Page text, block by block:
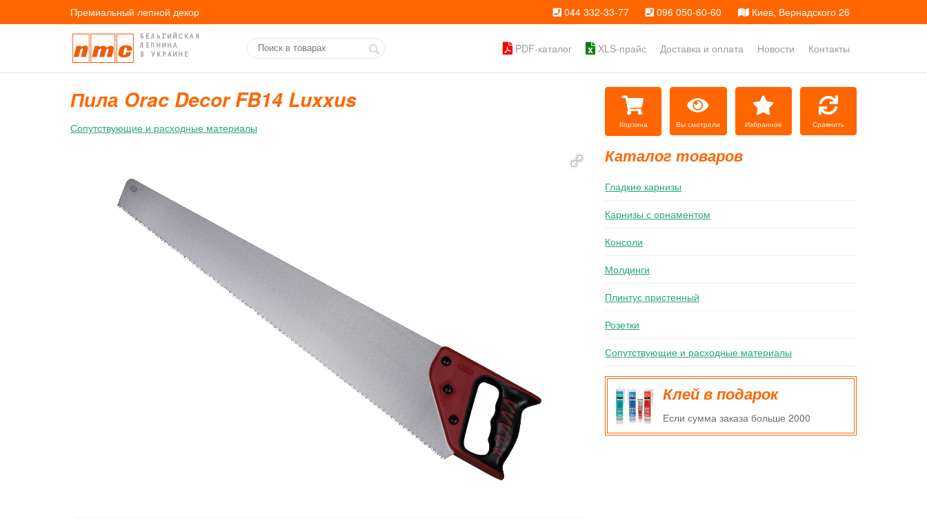
Премиальный лепной декор 044 332-33-77 096 050-60-60 Киев, Вернадского 26
БЕЛЬГИЙСКАЯ
ЛЕПНИНА
В УКРАИНЕ
PDF-каталог XLS-прайс Доставка и оплата Новости Контакты
Пила Orac Decor FB14 Luxxus
Сопутствующие и расходные материалы Корзина Вы смотрели Избранное Сравнить
Каталог товаров
Гладкие карнизы
Карнизы с орнаментом
Консоли
Молдинги
Плинтус пристенный
Розетки
Сопутствующие и расходные материалы
Клей в подарок
Если сумма заказа больше 2000